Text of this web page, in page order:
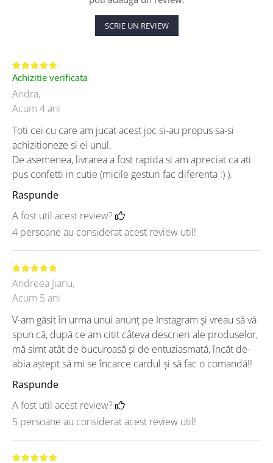
SCRIE UN REVIEW
Achizitie verificata
Andra,
Acum 4 ani
Toti cei cu care am jucat acest joc si-au propus sa-si
achizitioneze si ei unul.
De asemenea, livrarea a fost rapida si am apreciat ca ati
pus confetti in cutie (micile gesturi fac diferenta :) ).
Raspunde
A fost util acest review?
4 persoane au considerat acest review util!
Andreea Jianu,
Acum 5 ani
V-am găsit în urma unui anunț pe Instagram și vreau să vă
spun că, după ce am citit câteva descrieri ale produselor,
mă simt atât de bucuroasă și de entuziasmată, încăt de-
abia aștept să mi se încarce cardul și să fac o comandă!!
Raspunde
A fost util acest review?
5 persoane au considerat acest review util!